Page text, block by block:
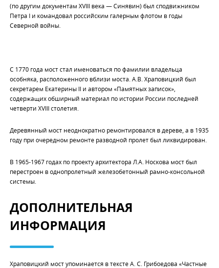
(по другим документам XVIII века — Синявин) был сподвижником
Петра I и командовал российским галерным флотом в годы
Северной войны.
С 1770 года мост стал именоваться по фамилии владельца
особняка, расположенного вблизи моста. А.В. Храповицкий был
секретарем Екатерины II и автором «Памятных записок»,
содержащих обширный материал по истории России последней
четверти XVIII столетия.
Деревянный мост неоднократно ремонтировался в дереве, а в 1935
году при очередном ремонте разводной пролет был ликвидирован.
В 1965-1967 годах по проекту архитектора Л.А. Носкова мост был
перестроен в однопролетный железобетонный рамно-консольной
системы.
ДОПОЛНИТЕЛЬНАЯ
ИНФОРМАЦИЯ
Храповицкий мост упоминается в тексте А. С. Грибоедова «Частные